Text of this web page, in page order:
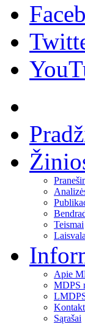
Teismai
Apie
MDPS
Sąrašai